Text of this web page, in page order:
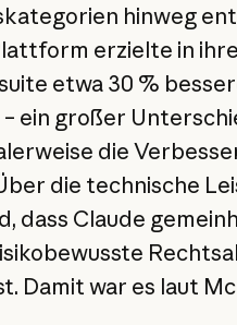
hinweg
erzielte in
etwa 30 %
ein großer
die
die technische
dass Claude
Damit war es laut